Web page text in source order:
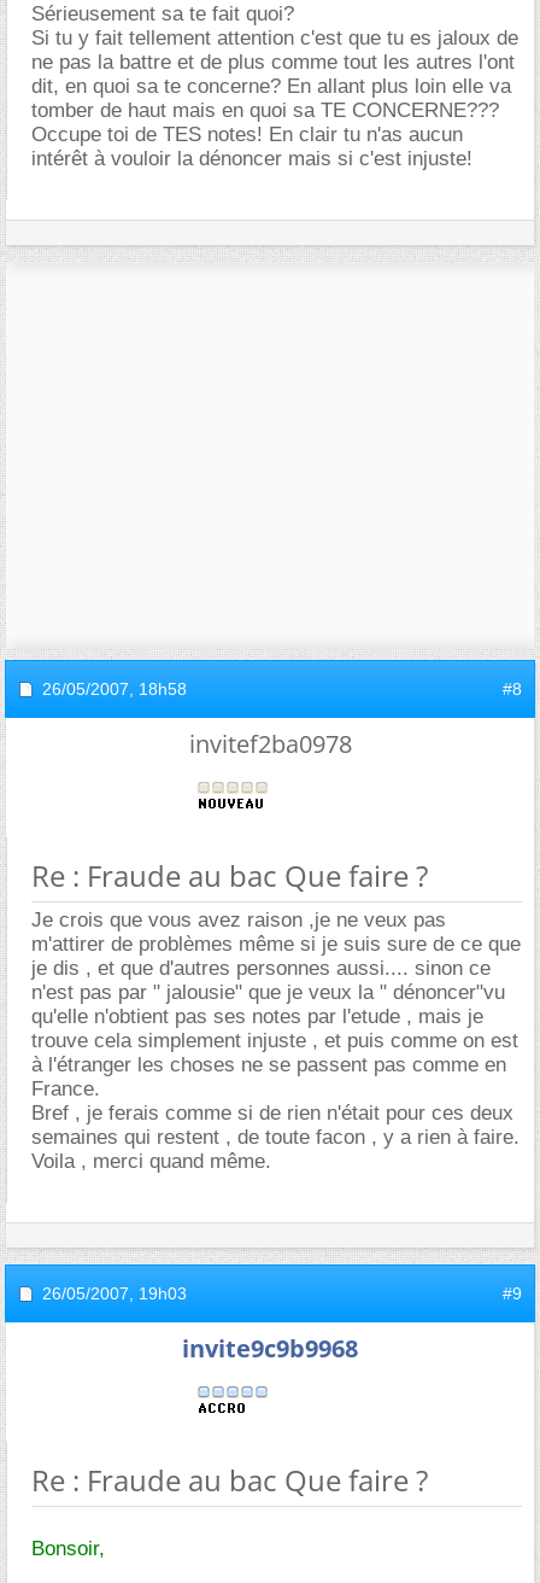
Sérieusement sa te fait quoi?
Si tu y fait tellement attention c'est que tu es jaloux de
ne pas la battre et de plus comme tout les autres l'ont
dit, en quoi sa te concerne? En allant plus loin elle va
tomber de haut mais en quoi sa TE CONCERNE???
Occupe toi de TES notes! En clair tu n'as aucun
intérêt à vouloir la dénoncer mais si c'est injuste!
26/05/2007, 18h58 #8
invitef2ba0978
Re : Fraude au bac Que faire ?
Je crois que vous avez raison ,je ne veux pas
m'attirer de problèmes même si je suis sure de ce que
je dis , et que d'autres personnes aussi.... sinon ce
n'est pas par " jalousie" que je veux la " dénoncer"vu
qu'elle n'obtient pas ses notes par l'etude , mais je
trouve cela simplement injuste , et puis comme on est
à l'étranger les choses ne se passent pas comme en
France.
Bref , je ferais comme si de rien n'était pour ces deux
semaines qui restent , de toute facon , y a rien à faire.
Voila , merci quand même.
26/05/2007, 19h03 #9
invite9c9b9968
Re : Fraude au bac Que faire ?
Bonsoir,